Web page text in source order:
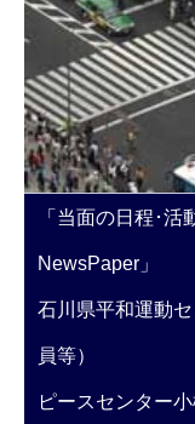
「当面の日程･活
NewsPaper」
石川県平和運動
員等）
ピースセンター